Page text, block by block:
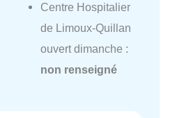
Centre Hospitalier
de Limoux-Quillan
ouvert dimanche :
non renseigné